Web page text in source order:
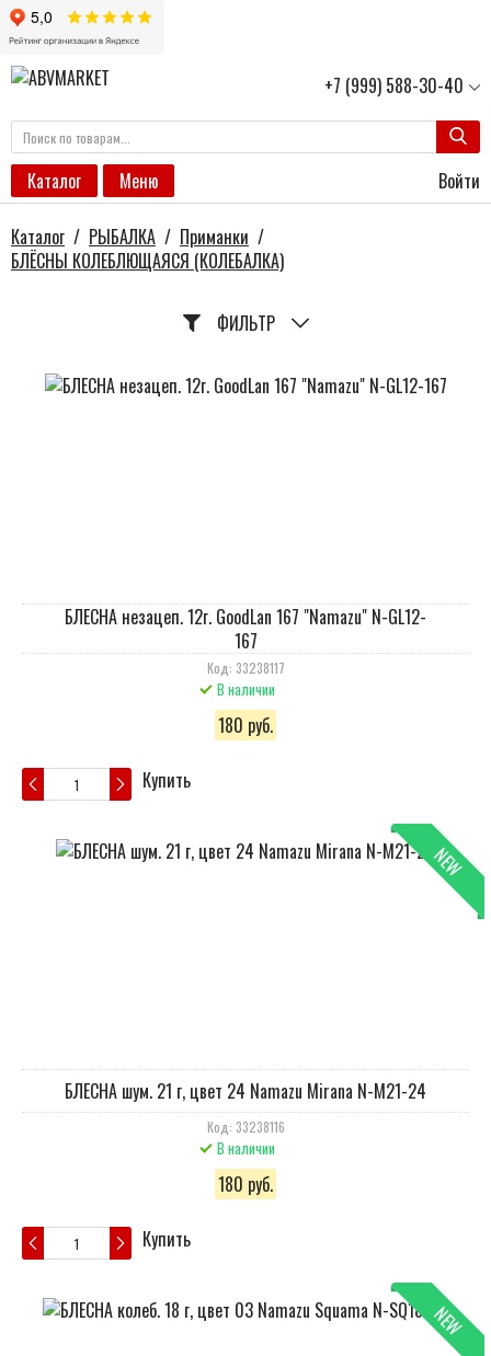
+7 (999) 588-30-40
Каталог Меню Войти
Каталог / РЫБАЛКА / Приманки /
БЛЁСНЫ КОЛЕБЛЮЩАЯСЯ (КОЛЕБАЛКА)
ФИЛЬТР
БЛЕСНА незацеп. 12г. GoodLan 167 "Namazu" N-GL12-
167
Код: 33238117
В наличии
180 руб.
Купить
NEW
БЛЕСНА шум. 21 г, цвет 24 Namazu Mirana N-M21-24
Код: 33238116
В наличии
180 руб.
Купить
NEW